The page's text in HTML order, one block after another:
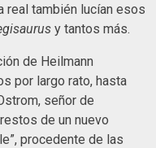
real también lucían esos
y tantos más.
de Heilmann
por largo rato, hasta
señor de
de un nuevo
procedente de las